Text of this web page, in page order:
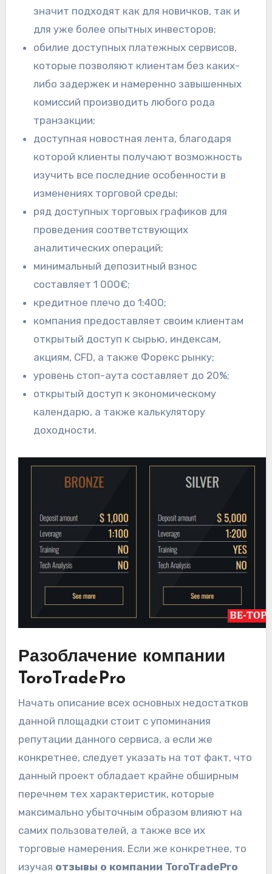
значит подходят как для новичков, так и
для уже более опытных инвесторов;
обилие доступных платежных сервисов,
которые позволяют клиентам без каких-
либо задержек и намеренно завышенных
комиссий производить любого рода
транзакции;
доступная новостная лента, благодаря
которой клиенты получают возможность
изучить все последние особенности в
изменениях торговой среды;
ряд доступных торговых графиков для
проведения соответствующих
аналитических операций;
минимальный депозитный взнос
составляет 1 000€;
кредитное плечо до 1:400;
компания предоставляет своим клиентам
открытый доступ к сырью, индексам,
акциям, CFD, а также Форекс рынку;
уровень стоп-аута составляет до 20%;
открытый доступ к экономическому
календарю, а также калькулятору
доходности.
Разоблачение компании
ToroTradePro
Начать описание всех основных недостатков
данной площадки стоит с упоминания
репутации данного сервиса, а если же
конкретнее, следует указать на тот факт, что
данный проект обладает крайне обширным
перечнем тех характеристик, которые
максимально убыточным образом влияют на
самих пользователей, а также все их
торговые намерения. Если же конкретнее, то
изучая отзывы о компании ToroTradePro